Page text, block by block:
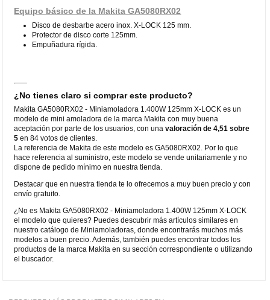
Equipo básico de la Makita GA5080RX02
Disco de desbarbe acero inox. X-LOCK 125 mm.
Protector de disco corte 125mm.
Empuñadura rígida.
¿No tienes claro si comprar este producto?
Makita GA5080RX02 - Miniamoladora 1.400W 125mm X-LOCK es un
modelo de mini amoladora de la marca Makita con muy buena
aceptación por parte de los usuarios, con unavaloración de 4,51 sobre
5 en 84 votos de clientes.
La referencia de Makita de este modelo es GA5080RX02. Por lo que
hace referencia al suministro, este modelo se vende unitariamente y no
dispone de pedido mínimo en nuestra tienda.
Destacar que en nuestra tienda te lo ofrecemos a muy buen precio y con
envío gratuito.
¿No es Makita GA5080RX02 - Miniamoladora 1.400W 125mm X-LOCK
el modelo que quieres? Puedes descubrir más artículos similares en
nuestro catálogo de Miniamoladoras, donde encontrarás muchos más
modelos a buen precio. Además, también puedes encontrar todos los
productos de la marca Makita en su sección correspondiente o utilizando
el buscador.